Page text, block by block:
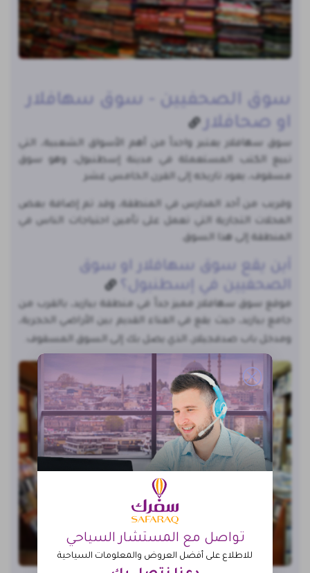
سوق الصحفيين - سوق سهافلار
او صحافلار
سوق سهافلار يعتبر واحداً من أهم الأسواق الشعبية، التي
تبيع الكتب المستعملة في مدينة إسطنبول، وهو سوق
مسقوف، يعود تاريخه إلى القرن الخامس عشر
وقريب من أحد المدارس في المنطقة، وقد تم إضافة بعض
المحلات التجارية التي تعمل على تأمين احتياجات الناس في
المنطقة إلى هذا السوق.
أين يقع سوق سهافلار او سوق
الصحفيين في إسطنبول؟
موقع سوق سهافلار مميز جداً في منطقة بيازيد، بالقرب من
جامع بيازيد، حيث يقع في الفناء القديم بين الأراضي الحجرية،
ومدخل باب صدفجيلار، الذي يصل بك إلى السوق المسقوف.
تواصل مع المستشار السياحي
للاطلاع على أفضل العروض والمعلومات السياحية